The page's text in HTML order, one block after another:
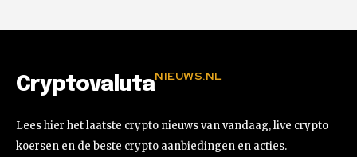
CryptovalutaNIEUWS.NL
Lees hier het laatste crypto nieuws van vandaag, live crypto
koersen en de beste crypto aanbiedingen en acties.